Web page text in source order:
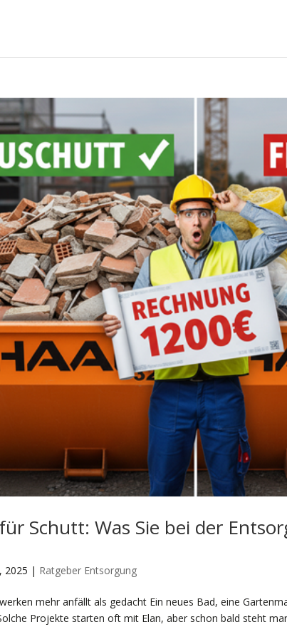
Schutt: Was Sie bei der
2025 | Ratgeber Entsorgung
mehr anfällt als gedacht Ein neues Bad, eine
Projekte starten oft mit Elan, aber schon bald steht